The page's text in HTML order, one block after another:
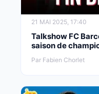
21 MAI 2025, 17:40
Talkshow FC
saison de
Par Fabien Chorlet